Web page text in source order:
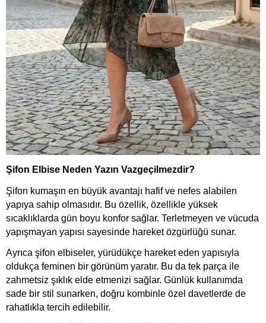
Şifon Elbise Neden Yazın Vazgeçilmezdir?
Şifon kumaşın en büyük avantajı hafif ve nefes alabilen
yapıya sahip olmasıdır. Bu özellik, özellikle yüksek
sıcaklıklarda gün boyu konfor sağlar. Terletmeyen ve vücuda
yapışmayan yapısı sayesinde hareket özgürlüğü sunar.
Ayrıca şifon elbiseler, yürüdükçe hareket eden yapısıyla
oldukça feminen bir görünüm yaratır. Bu da tek parça ile
zahmetsiz şıklık elde etmenizi sağlar. Günlük kullanımda
sade bir stil sunarken, doğru kombinle özel davetlerde de
rahatlıkla tercih edilebilir.